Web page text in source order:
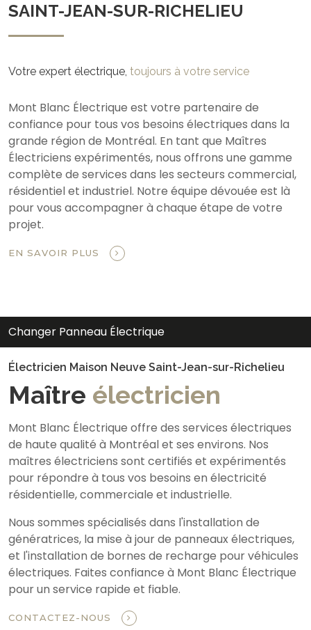
SAINT-JEAN-SUR-RICHELIEU
Votre expert électrique, toujours à votre service
Mont Blanc Électrique est votre partenaire de
confiance pour tous vos besoins électriques dans la
grande région de Montréal. En tant que Maîtres
Électriciens expérimentés, nous offrons une gamme
complète de services dans les secteurs commercial,
résidentiel et industriel. Notre équipe dévouée est là
pour vous accompagner à chaque étape de votre
projet.
EN SAVOIR PLUS
Changer Panneau Électrique
Électricien Maison Neuve Saint-Jean-sur-Richelieu
Maître électricien
Mont Blanc Électrique offre des services électriques
de haute qualité à Montréal et ses environs. Nos
maîtres électriciens sont certifiés et expérimentés
pour répondre à tous vos besoins en électricité
résidentielle, commerciale et industrielle.
Nous sommes spécialisés dans l'installation de
génératrices, la mise à jour de panneaux électriques,
et l'installation de bornes de recharge pour véhicules
électriques. Faites confiance à Mont Blanc Électrique
pour un service rapide et fiable.
CONTACTEZ-NOUS